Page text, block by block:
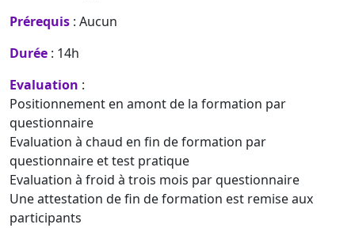
Prérequis : Aucun
Durée : 14h
Evaluation :
Positionnement en amont de la formation par
questionnaire
Evaluation à chaud en fin de formation par
questionnaire et test pratique
Evaluation à froid à trois mois par questionnaire
Une attestation de fin de formation est remise aux
participants